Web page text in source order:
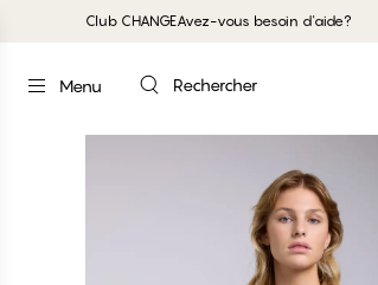
Club CHANGEAvez-vous besoin d'aide?
Menu Rechercher